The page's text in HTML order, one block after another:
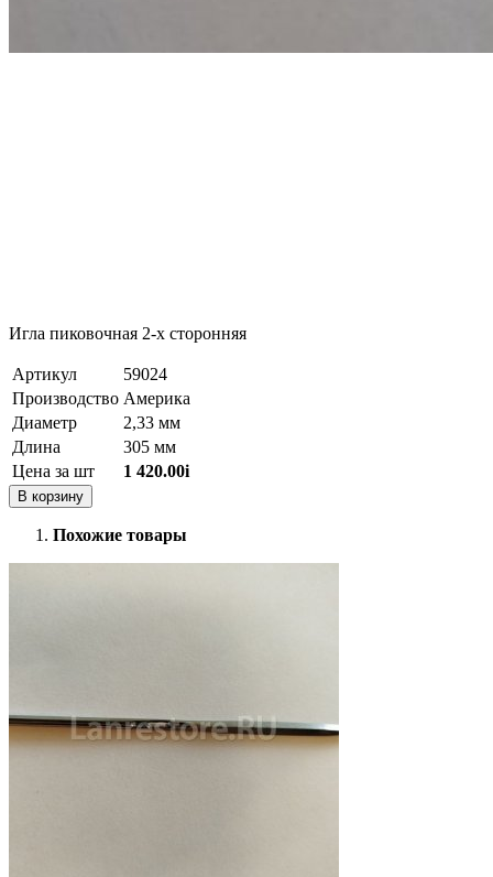
Игла пиковочная 2-х сторонняя
Артикул
59024
Производство Америка
Диаметр
2,33 мм
Длина
305 мм
Цена за шт
1 420.00i
В корзину
Похожие товары